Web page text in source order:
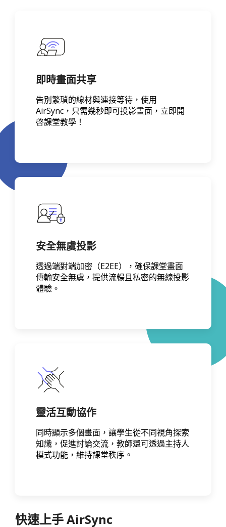
即時畫面共享
告別繁瑣的線材與連接等待，使用
AirSync，只需幾秒即可投影畫面，立即開
啓課堂教學！
安全無虞投影
透過端對端加密（E2EE），確保課堂畫面
傳輸安全無虞，提供流暢且私密的無線投影
體驗。
靈活互動協作
同時顯示多個畫面，讓學生從不同視角探索
知識，促進討論交流，教師還可透過主持人
模式功能，維持課堂秩序。
快速上手 AirSync